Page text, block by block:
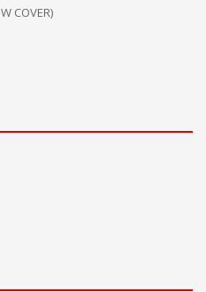
COVER)